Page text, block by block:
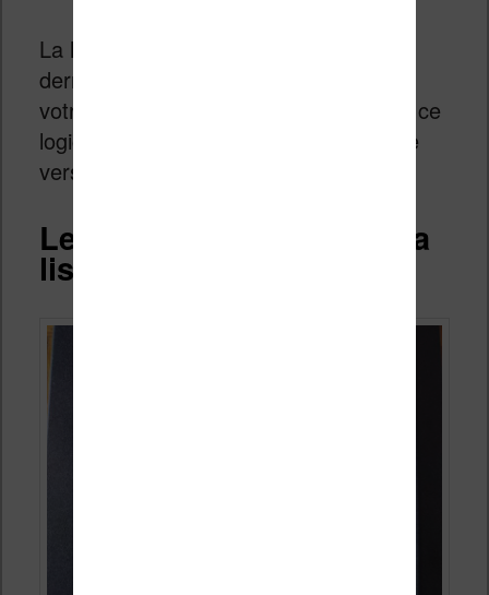
La liseuse fonctionne avec la toute
dernière version du logiciel Calibre. Si
votre Kobo Nia n’est pas reconnue par ce
logiciel, il faudra télécharger le dernière
version.
Lecture des ebooks sur la
liseuse Kobo Nia